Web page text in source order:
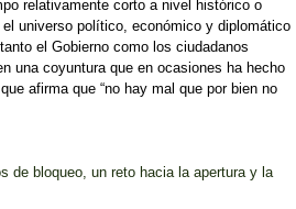
relativamente corto a nivel histórico o
universo político, económico y diplomático
el Gobierno como los ciudadanos
una coyuntura que en ocasiones ha hecho
afirma que “no hay mal que por bien no
de bloqueo, un reto hacia la apertura y la